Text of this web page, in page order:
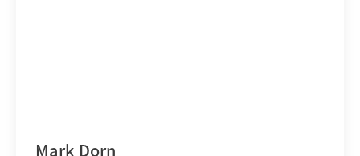
Mark Dorn